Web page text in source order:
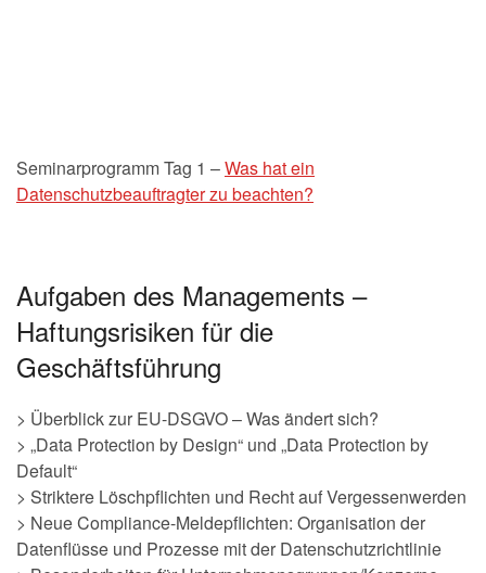
Seminarprogramm Tag 1 –Was hat ein
Datenschutzbeauftragter zu beachten?
Aufgaben des Managements –
Haftungsrisiken für die
Geschäftsführung
> Überblick zur EU-DSGVO – Was ändert sich?
> „Data Protection by Design“ und „Data Protection by
Default“
> Striktere Löschpflichten und Recht auf Vergessenwerden
> Neue Compliance-Meldepflichten: Organisation der
Datenflüsse und Prozesse mit der Datenschutzrichtlinie